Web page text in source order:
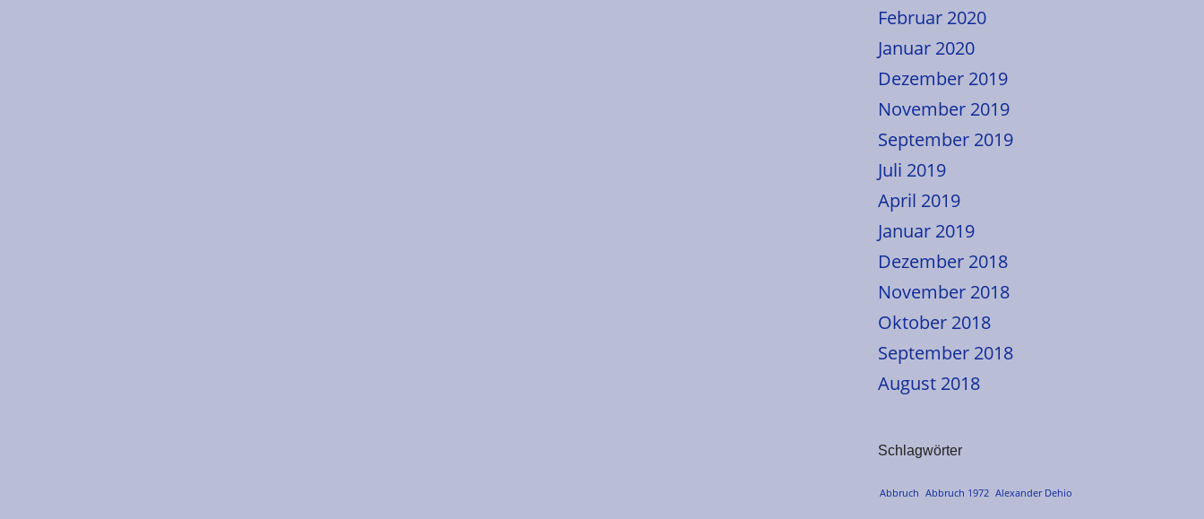
Februar 2020
Januar 2020
Dezember 2019
November 2019
September 2019
Juli 2019
April 2019
Januar 2019
Dezember 2018
November 2018
Oktober 2018
September 2018
August 2018
Schlagwörter
Abbruch Abbruch 1972 Alexander Dehio